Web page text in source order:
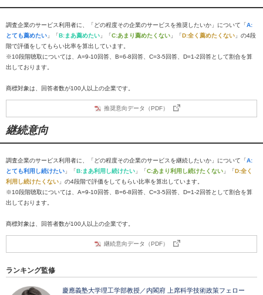
調査企業のサービス利用者に、「どの程度その企業のサービスを推奨したいか」について「A:
とても薦めたい 」「B:まあ薦めたい 」「C:あまり薦めたくない 」「D:全く薦めたくない 」の4段
階で評価をしてもらい比率を算出しています。
※10段階聴取については、A=9-10回答、B=6-8回答、C=3-5回答、D=1-2回答として割合を算
出しております。
商標対象は、回答者数が100人以上の企業です。
推奨意向データ（PDF）
継続意向
調査企業のサービス利用者に、「どの程度その企業のサービスを継続したいか」について「A:
とても利用し続けたい 」「B:まあ利用し続けたい 」「C:あまり利用し続けたくない 」「D:全く
利用し続けたくない 」の4段階で評価をしてもらい比率を算出しています。
※10段階聴取については、A=9-10回答、B=6-8回答、C=3-5回答、D=1-2回答として割合を算
出しております。
商標対象は、回答者数が100人以上の企業です。
継続意向データ（PDF）
ランキング監修
慶應義塾大学理工学部教授／内閣府 上席科学技術政策フェロー